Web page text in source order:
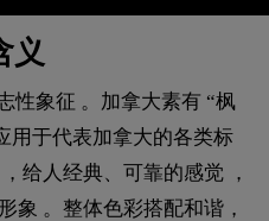
义
性象征 。加拿大素有 “枫
用于代表加拿大的各类标
给人经典、可靠的感觉 ，
象 。整体色彩搭配和谐，